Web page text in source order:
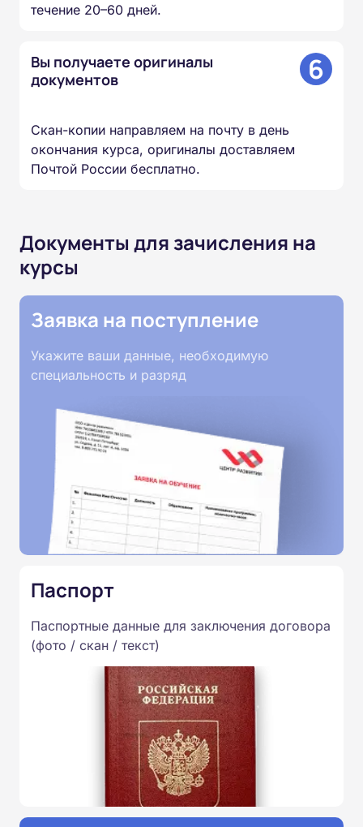
течение 20–60 дней.
Вы получаете оригиналы
документов
6
Скан-копии направляем на почту в день
окончания курса, оригиналы доставляем
Почтой России бесплатно.
Документы для зачисления на
курсы
Заявка на поступление
Укажите ваши данные, необходимую
специальность и разряд
Паспорт
Паспортные данные для заключения договора
(фото / скан / текст)